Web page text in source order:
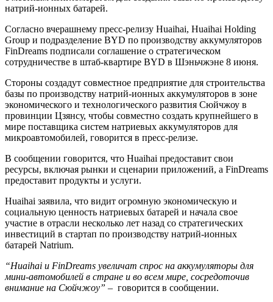
натрий-ионных батарей.
Согласно вчерашнему пресс-релизу Huaihai, Huaihai Holding
Group и подразделение BYD по производству аккумуляторов
FinDreams подписали соглашение о стратегическом
сотрудничестве в штаб-квартире BYD в Шэньчжэне 8 июня.
Стороны создадут совместное предприятие для строительства
базы по производству натрий-ионных аккумуляторов в зоне
экономического и технологического развития Сюйчжоу в
провинции Цзянсу, чтобы совместно создать крупнейшего в
мире поставщика систем натриевых аккумуляторов для
микроавтомобилей, говорится в пресс-релизе.
В сообщении говорится, что Huaihai предоставит свои
ресурсы, включая рынки и сценарии приложений, а FinDreams
предоставит продукты и услуги.
Huaihai заявила, что видит огромную экономическую и
социальную ценность натриевых батарей и начала свое
участие в отрасли несколько лет назад со стратегических
инвестиций в стартап по производству натрий-ионных
батарей Natrium.
“Huaihai и FinDreams увеличат спрос на аккумуляторы для
мини-автомобилей в стране и во всем мире, сосредоточив
внимание на Сюйчжоу” – говорится в сообщении.